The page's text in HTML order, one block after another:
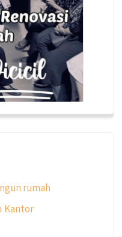
ago
untuk Bangun
rumah
Kantor